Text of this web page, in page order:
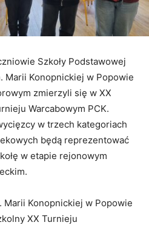
Szkoły Podstawowej
Marii Konopnickiej w Popowie
zmierzyli się w XX
Warcabowym PCK.
w trzech kategoriach
będą reprezentować
w etapie rejonowym
Marii Konopnickiej w Popowie
XX Turnieju